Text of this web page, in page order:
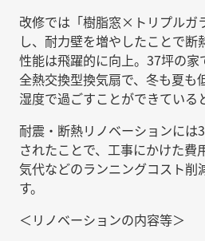
改修では「樹脂窓×トリプルガ
し、耐力壁を増やしたことで
性能は飛躍的に向上。37坪の家
全熱交換型換気扇で、冬も夏も
湿度で過ごすことができている
耐震・断熱リノベーションには
されたことで、工事にかけた費
気代などのランニングコスト削
す。
＜リノベーションの内容等＞